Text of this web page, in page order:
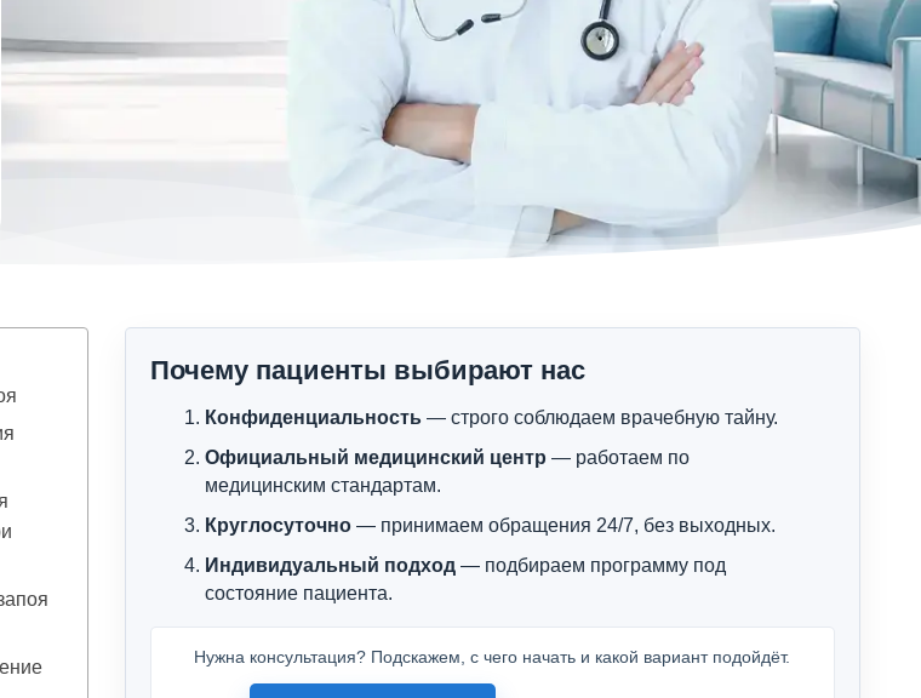
Почему пациенты выбирают нас
Конфиденциальность— строго соблюдаем врачебную тайну.
Официальный медицинский центр — работаем по
медицинским стандартам.
Круглосуточно— принимаем обращения 24/7, без выходных.
Индивидуальный подход— подбираем программу под
состояние пациента.
Нужна консультация? Подскажем, с чего начать и какой вариант подойдёт.